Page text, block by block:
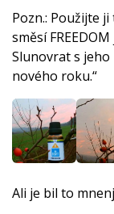
Pozn.: Použijte
směsí
Slunovrat s jeho
nového roku.“
Ali je bil to